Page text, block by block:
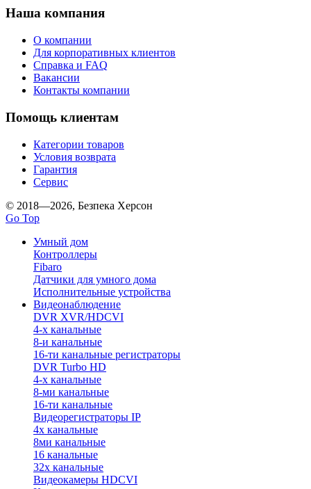
Наша компания
О компании
Для корпоративных клиентов
Справка и FAQ
Вакансии
Контакты компании
Помощь клиентам
Категории товаров
Условия возврата
Гарантия
Сервис
© 2018—2026, Безпека Херсон
Go Top
Умный дом
Контроллеры
Fibaro
Датчики для умного дома
Исполнительные устройства
Видеонаблюдение
DVR XVR/HDCVI
4-x канальные
8-и канальные
16-ти канальные регистраторы
DVR Turbo HD
4-х канальные
8-ми канальные
16-ти канальные
Видеорегистраторы IP
4х канальные
8ми канальные
16 канальные
32x канальные
Видеокамеры HDCVI